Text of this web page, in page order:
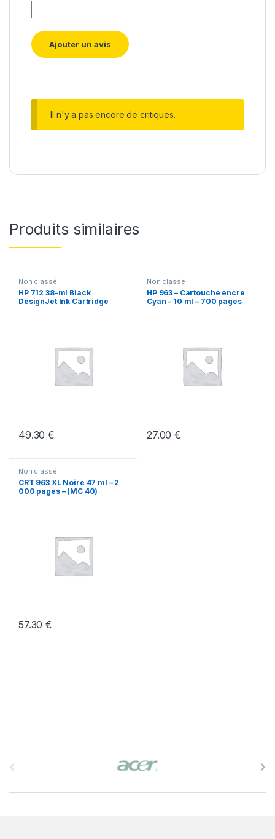
Il n'y a pas encore de critiques.
Produits similaires
Non classé
HP 712 38-ml Black
DesignJet Ink Cartridge
49.30€
Non classé
HP 963 – Cartouche encre
Cyan – 10 ml – 700 pages
27.00€
Non classé
CRT 963 XL Noire 47 ml – 2
000 pages – (MC 40)
57.30€